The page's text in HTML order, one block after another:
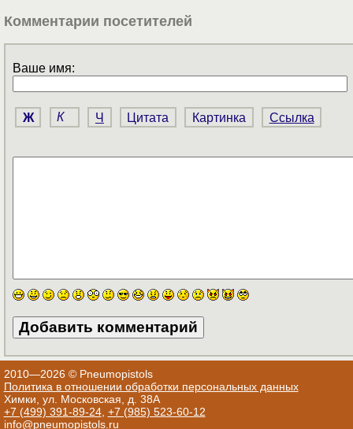
Комментарии посетителей
Ваше имя:
Ж К Ч Цитата Картинка Ссылка
2010—2026 © Pneumopistols
Политика в отношении обработки персональных данных
Химки, ул. Московская, д. 38А
+7 (499) 391-89-24, +7 (985) 523-60-12
info@pneumopistols.ru